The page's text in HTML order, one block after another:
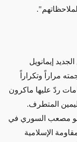
إيمانويل
مراراً وتكراراً
ردّ عليها ماكرون
المتطرف.
أبو مصعب السوري في
المقاومة الإسلامية